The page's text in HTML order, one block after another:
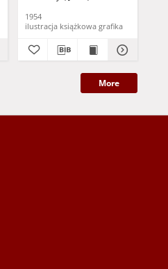
1954
ilustracja książkowa grafika
More